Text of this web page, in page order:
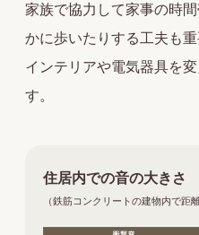
家族で協力して家事の時
かに歩いたりする工夫も
インテリアや電気器具を
す。
住居内での音の大きさ
（鉄筋コンクリートの建物内で距